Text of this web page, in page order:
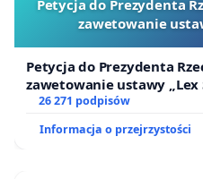
Petycja do Prezydenta
zawetowanie
Petycja do Prezydenta
zawetowanie ustawy „Lex
26 271 podpisów
Informacja o przejrzystości